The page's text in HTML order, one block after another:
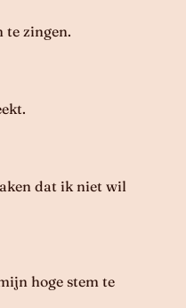
te zingen.
dat ik niet wil
hoge stem te